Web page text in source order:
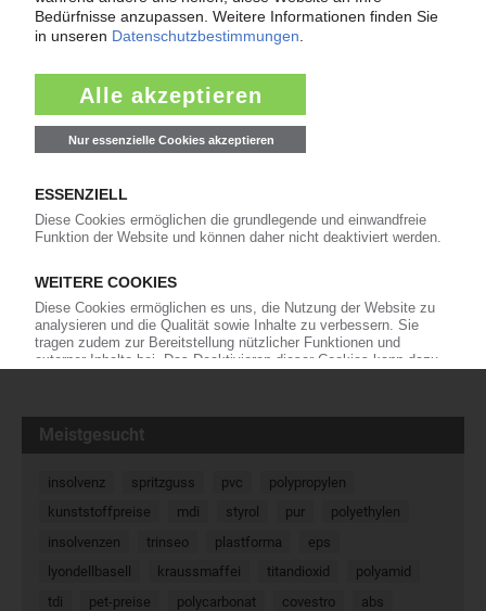
Tiefziehmaschinen Multivac eröffnete ein
Produktionswerk inklusive Landesgesellschaft
Unternehmen eine große Halle, in der die
Produktion von…15.03.2019
Im bulgarischen Bozhurishte in der Nähe von Sofia hat der
Hersteller von Tiefzieh- und Verpackungstechnik Multivac die
Produktion aufgenommen. Das neue Werk der
Gesamtfläche von rund 20.000…
« Zurück Weiter »
Meistgesucht
insolvenz spritzguss pvc
polypropylen
kunststoffpreise
mdi styrol pur
polyethylen
insolvenzen
trinseo plastforma
eps
lyondellbasell
kraussmaffei titandioxid
polyamid
tdi
pet-preise polycarbonat covestro
abs